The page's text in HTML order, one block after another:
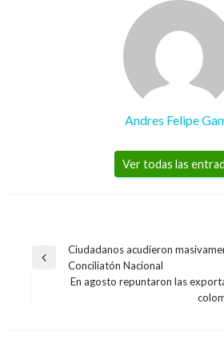
Andres Felipe
Ver todas las
Navegación
Entrada
Ciudadanos acudieron
Conciliatón Nacional
En agosto repuntaron las